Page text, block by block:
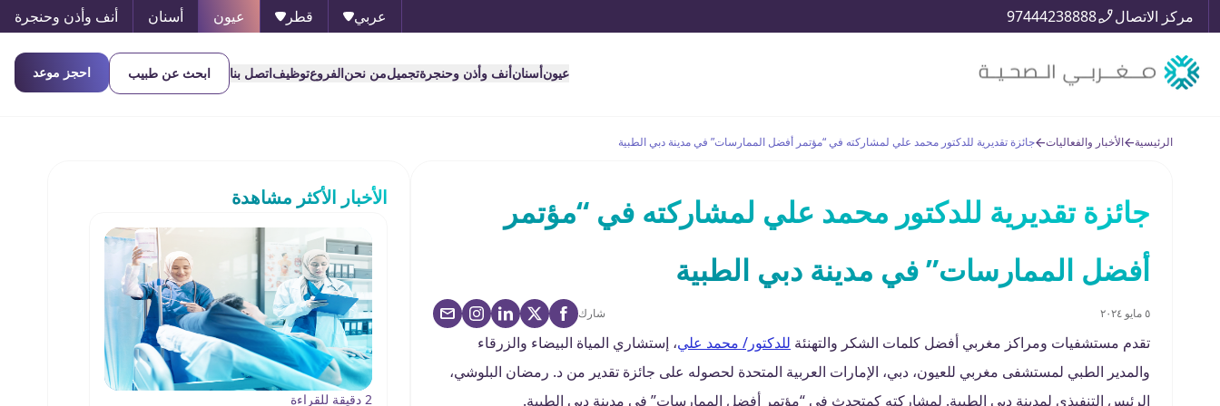
مركز الاتصال 97444238888 عربي قطر عيون أسنان أنف وأذن وحنجرة
عيونأسنانأنف وأذن وحنجرةتجميلمن نحنالفروعتوظيفاتصل بنا ابحث عن طبيب احجز موعد
الرئيسية الأخبار والفعاليات جائزة تقديرية للدكتور محمد علي لمشاركته في “مؤتمر أفضل الممارسات” في مدينة دبي الطبية
جائزة تقديرية للدكتور محمد علي لمشاركته في “مؤتمر
أفضل الممارسات” في مدينة دبي الطبية
٥ مايو ٢٠٢٤ شارك
تقدم مستشفيات ومراكز مغربي أفضل كلمات الشكر والتهنئة للدكتور/ محمد علي، إستشاري المياة البيضاء والزرقاء
والمدير الطبي لمستشفى مغربي للعيون، دبي، الإمارات العربية المتحدة لحصوله على جائزة تقدير من د. رمضان البلوشي،
الرئيس التنفيذي لمدينة دبي الطبية. لمشاركته كمتحدث في “مؤتمر أفضل الممارسات” في مدينة دبي الطبية.
الأخبار الأكثر مشاهدة
2 دقيقة للقراءة